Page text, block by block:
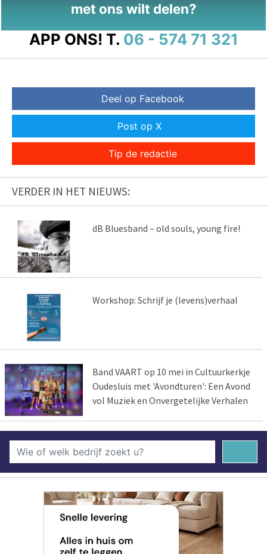
met ons wilt delen?
APP ONS! T. 06 - 574 71 321
Deel op Facebook
Post op X
Tip de redactie
VERDER IN HET NIEUWS:
dB Bluesband – old souls, young fire!
Workshop: Schrijf je (levens)verhaal
Band VAART op 10 mei in Cultuurkerkje
Oudesluis met 'Avondturen': Een Avond
vol Muziek en Onvergetelijke Verhalen